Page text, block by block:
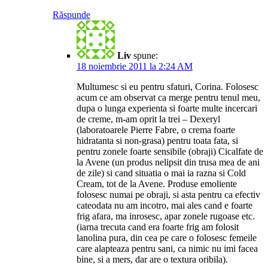
Răspunde
Liv spune:
18 noiembrie 2011 la 2:24 AM
Multumesc si eu pentru sfaturi, Corina. Folosesc
acum ce am observat ca merge pentru tenul meu,
dupa o lunga experienta si foarte multe incercari
de creme, m-am oprit la trei – Dexeryl
(laboratoarele Pierre Fabre, o crema foarte
hidratanta si non-grasa) pentru toata fata, si
pentru zonele foarte sensibile (obraji) Cicalfate de
la Avene (un produs nelipsit din trusa mea de ani
de zile) si cand situatia o mai ia razna si Cold
Cream, tot de la Avene. Produse emoliente
folosesc numai pe obraji, si asta pentru ca efectiv
cateodata nu am incotro, mai ales cand e foarte
frig afara, ma inrosesc, apar zonele rugoase etc.
(iarna trecuta cand era foarte frig am folosit
lanolina pura, din cea pe care o folosesc femeile
care alapteaza pentru sani, ca nimic nu imi facea
bine, si a mers, dar are o textura oribila).